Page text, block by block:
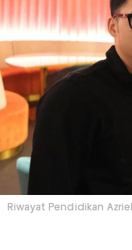
Riwayat Pendidikan